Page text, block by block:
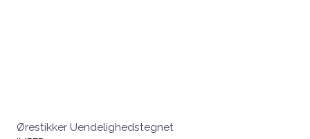
Ørestikker Uendelighedstegnet